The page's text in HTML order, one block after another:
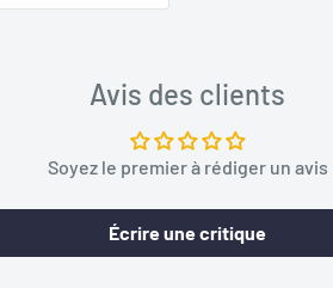
Avis des clients
Soyez le premier à rédiger un avis
Écrire une critique